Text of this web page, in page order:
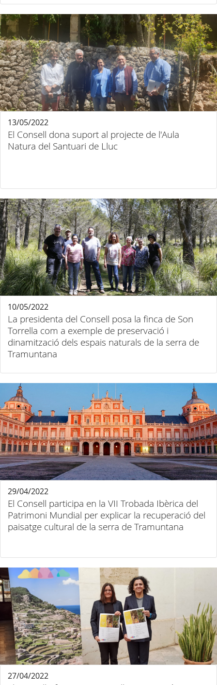
El Consell dona suport al projecte de l'Aula
Natura del Santuari de Lluc
13/05/2022
La presidenta del Consell posa la finca de Son
Torrella com a exemple de preservació i
dinamització dels espais naturals de la serra de
Tramuntana
10/05/2022
El Consell participa en la VII Trobada Ibèrica del
Patrimoni Mundial per explicar la recuperació del
paisatge cultural de la serra de Tramuntana
29/04/2022
27/04/2022